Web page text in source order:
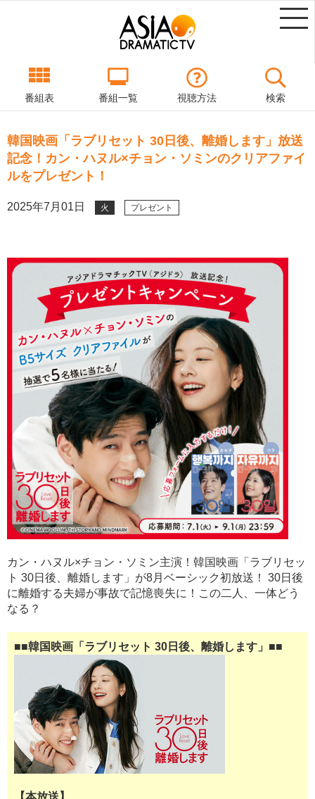
番組表 番組一覧 視聴方法 検索
韓国映画「ラブリセット 30日後、離婚します」放送
記念！カン・ハヌル×チョン・ソミンのクリアファイ
ルをプレゼント！
2025年7月01日 火 プレゼント
カン・ハヌル×チョン・ソミン主演！​ 韓国映画「ラブリセッ
ト 30日後、離婚します」が8月ベーシック初放送！ 30日後
に離婚する夫婦が事故で記憶喪失に！この二人、一体どう
なる？​
■■韓国映画「ラブリセット 30日後、離婚します」■■
【本放送】